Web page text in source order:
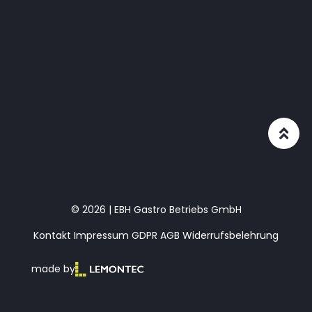
© 2026 | EBH Gastro Betriebs GmbH
Kontakt Impressum GDPR AGB Widerrufsbelehrung
made by